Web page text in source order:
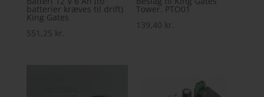
batterier kræves til drift)
King Gates
551,25 kr.
Tower. PTO01
139,40 kr.